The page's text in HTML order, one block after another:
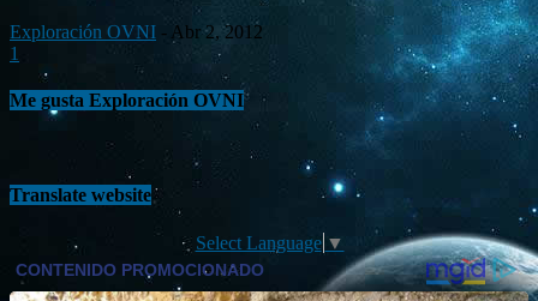
Exploración OVNI - Abr 2, 2012
1
Me gusta Exploración OVNI
Translate website
Select Language ▼